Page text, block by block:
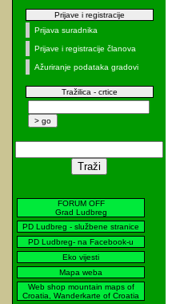
Prijave i registracije
Prijava suradnika
Prijave i registracije članova
Ažuriranje podataka gradovi
Tražilica - crtice
FORUM OFF
Grad Ludbreg
PD Ludbreg - službene stranice
PD Ludbreg- na Facebook-u
Eko vijesti
Mapa weba
Web shop mountain maps of
Croatia, Wanderkarte of Croatia